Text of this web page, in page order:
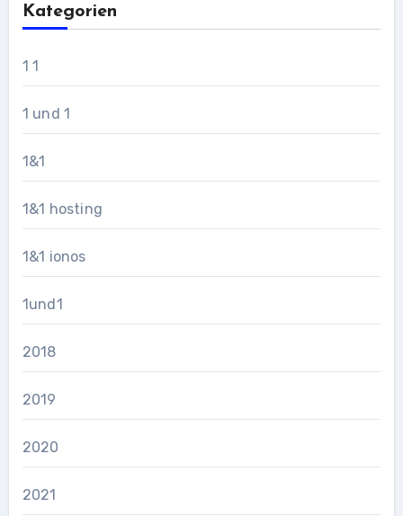
Kategorien
1 1
1 und 1
1&1
1&1 hosting
1&1 ionos
1und1
2018
2019
2020
2021